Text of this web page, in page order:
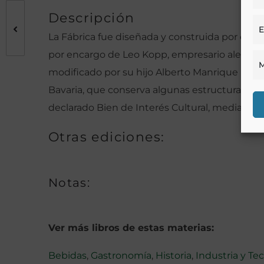
Descripción
La Fábrica fue diseñada y construida por el
por encargo de Leo Kopp, empresario
modificado por su hijo Alberto Manrique
Bavaria, que conserva algunas estructuras
declarado Bien de Interés Cultural, mediante
Otras ediciones:
Notas:
Ver más libros de estas materias:
Bebidas, Gastronomía, Historia, Industria y